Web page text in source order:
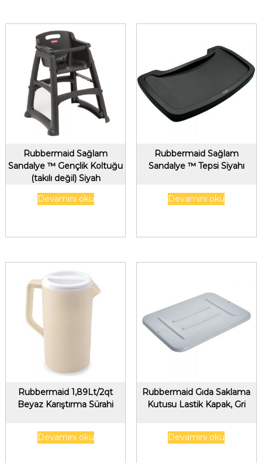
Rubbermaid Sağlam
Sandalye ™ Gençlik Koltuğu
(takılı değil) Siyah
Devamını oku
Rubbermaid Sağlam
Sandalye ™ Tepsi Siyahı
Devamını oku
Rubbermaid 1,89Lt/2qt
Beyaz Karıştırma Sürahi
Devamını oku
Rubbermaid Gıda Saklama
Kutusu Lastik Kapak, Gri
Devamını oku